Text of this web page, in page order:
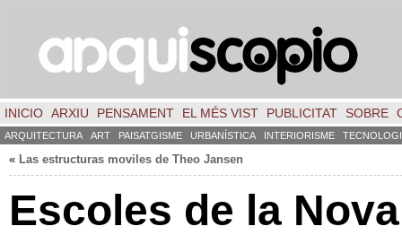
INICIO ARXIU PENSAMENT EL MÉS VIST PUBLICITAT SOBRE
ARQUITECTURA ART PAISATGISME URBANÍSTICA INTERIORISME
« Las estructuras moviles de Theo Jansen
Escoles de la Nova